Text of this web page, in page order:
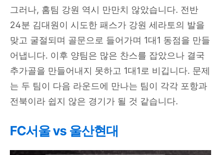
그러나, 홈팀 강원 역시 만만치 않았습니다. 전반
24분 김대원이 시도한 패스가 강원 세라토의 발을
맞고 굴절되며 골문으로 들어가며 1대1 동점을 만들
어냅니다. 이후 양팀은 많은 찬스를 잡았으나 결국
추가골을 만들어내지 못하고 1대1로 비깁니다. 문제
는 두 팀이 다음 라운드에 만나는 팀이 각각 포항과
전북이라 쉽지 않은 경기가 될 것 같습니다.
FC서울 vs 울산현대